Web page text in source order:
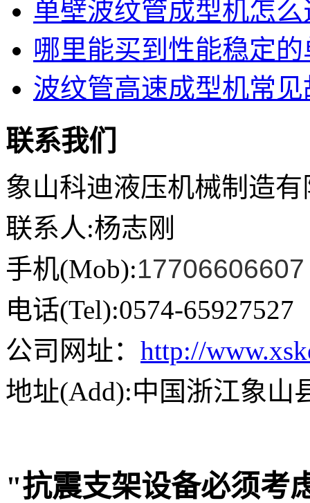
单壁波纹管成型机怎
哪里能买到性能稳定
波纹管高速成型机常见
联系我们
象山科迪液压机械制造有
联系人:杨志刚
手机(Mob):17706606607
电话(Tel):0574-65927527
公司网址： http://
地址(Add):中国浙江象山
"抗震支架设备必须考